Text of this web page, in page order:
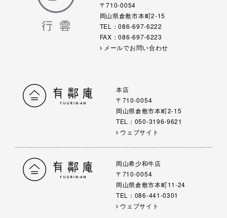
〒710-0054
岡山県倉敷市本町2-15
TEL：086-697-6222
FAX：086-697-6223
メールでお問い合わせ
本店
〒710-0054
岡山県倉敷市本町2-15
TEL：050-3196-9621
ウェブサイト
岡山希少和牛店
〒710-0054
岡山県倉敷市本町11-24
TEL：086-441-0301
ウェブサイト